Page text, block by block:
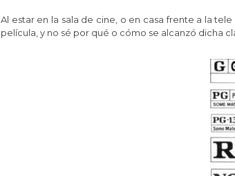
Al estar en la sala de cine, o en casa frente a la
película, y no sé por qué o cómo se alcanzó dicha